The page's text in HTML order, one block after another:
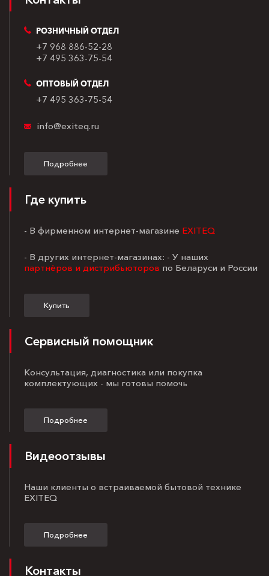
РОЗНИЧНЫЙ ОТДЕЛ
+7 968 886-52-28
+7 495 363-75-54
ОПТОВЫЙ ОТДЕЛ
+7 495 363-75-54
info@exiteq.ru
Подробнее
Где купить
- В фирменном интернет-магазине EXITEQ
- В других интернет-магазинах: - У наших
партнёров и дистрибьюторов по Беларуси и России
Купить
Сервисный помощник
Консультация, диагностика или покупка
комплектующих - мы готовы помочь
Подробнее
Видеоотзывы
Наши клиенты о встраиваемой бытовой технике
EXITEQ
Подробнее
Контакты